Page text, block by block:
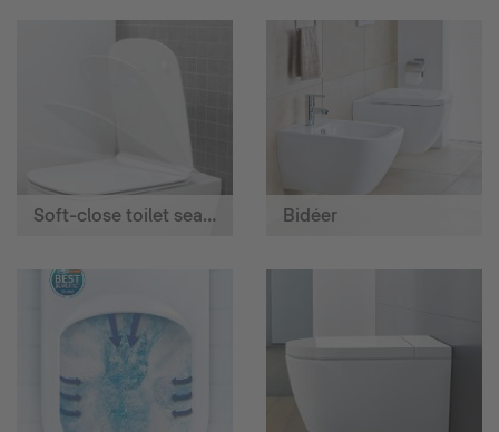
Soft-close toilet seats Bidéer